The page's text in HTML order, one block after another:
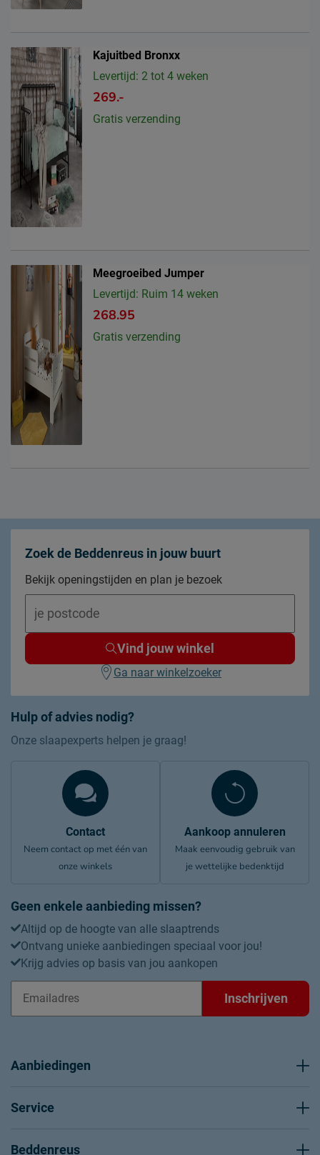
Kajuitbed Bronxx
Levertijd: 2 tot 4 weken
269.-
Gratis verzending
Meegroeibed Jumper
Levertijd: Ruim 14 weken
268.95
Gratis verzending
Hulp of advies nodig?
Onze slaapexperts helpen je graag!
Contact
Neem contact op met één van
onze winkels
Aankoop annuleren
Maak eenvoudig gebruik van
je wettelijke bedenktijd
Geen enkele aanbieding missen?
Altijd op de hoogte van alle slaaptrends
Ontvang unieke aanbiedingen speciaal voor jou!
Krijg advies op basis van jou aankopen
Inschrijven
Zoek de Beddenreus in jouw buurt
Bekijk openingstijden en plan je bezoek
Vind jouw winkel
Ga naar winkelzoeker
Aanbiedingen
Service
Beddenreus